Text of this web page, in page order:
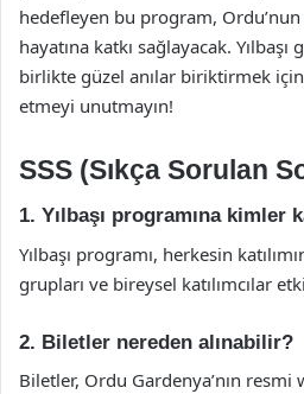
hedefleyen bu program,
hayatına katkı sağlayacak.
birlikte güzel anılar biriktirmek
etmeyi unutmayın!
SSS (Sıkça Sorulan
1. Yılbaşı programına kimler
Yılbaşı programı, herkesin
grupları ve bireysel katılımcılar
2. Biletler nereden alınabilir?
Biletler, Ordu Gardenya’nın